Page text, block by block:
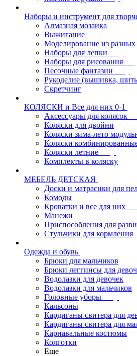
Наборы и инструмент для
Алмазная мозаика
Выжигание
Моделирование из разных
Наборы для лепки
Наборы для рисования
Песочные фантазии
Рукоделие (вышивка,
Скретчинг
КОЛЯСКИ и Все для них 0-1
Аксессуары для колясок
Коляски для двойни
Коляски зима-лето
Коляски
Коляски летние
Комплекты в коляску
МЕБЕЛЬ ДЕТСКАЯ
Доски и матрасики для
Комоды
Кроватки и все для них
Манежи
Приспособления для
Стульчики для кормления
Одежда и обувь
Брюки для мальчиков
Брюки леггинсы для
Водолазки для девочек
Водолазки для мальчиков
Головные уборы
Кальсоны
Кардиганы свитера для
Кардиганы свитера для
Карнавальные костюмы
Колготки
Еще